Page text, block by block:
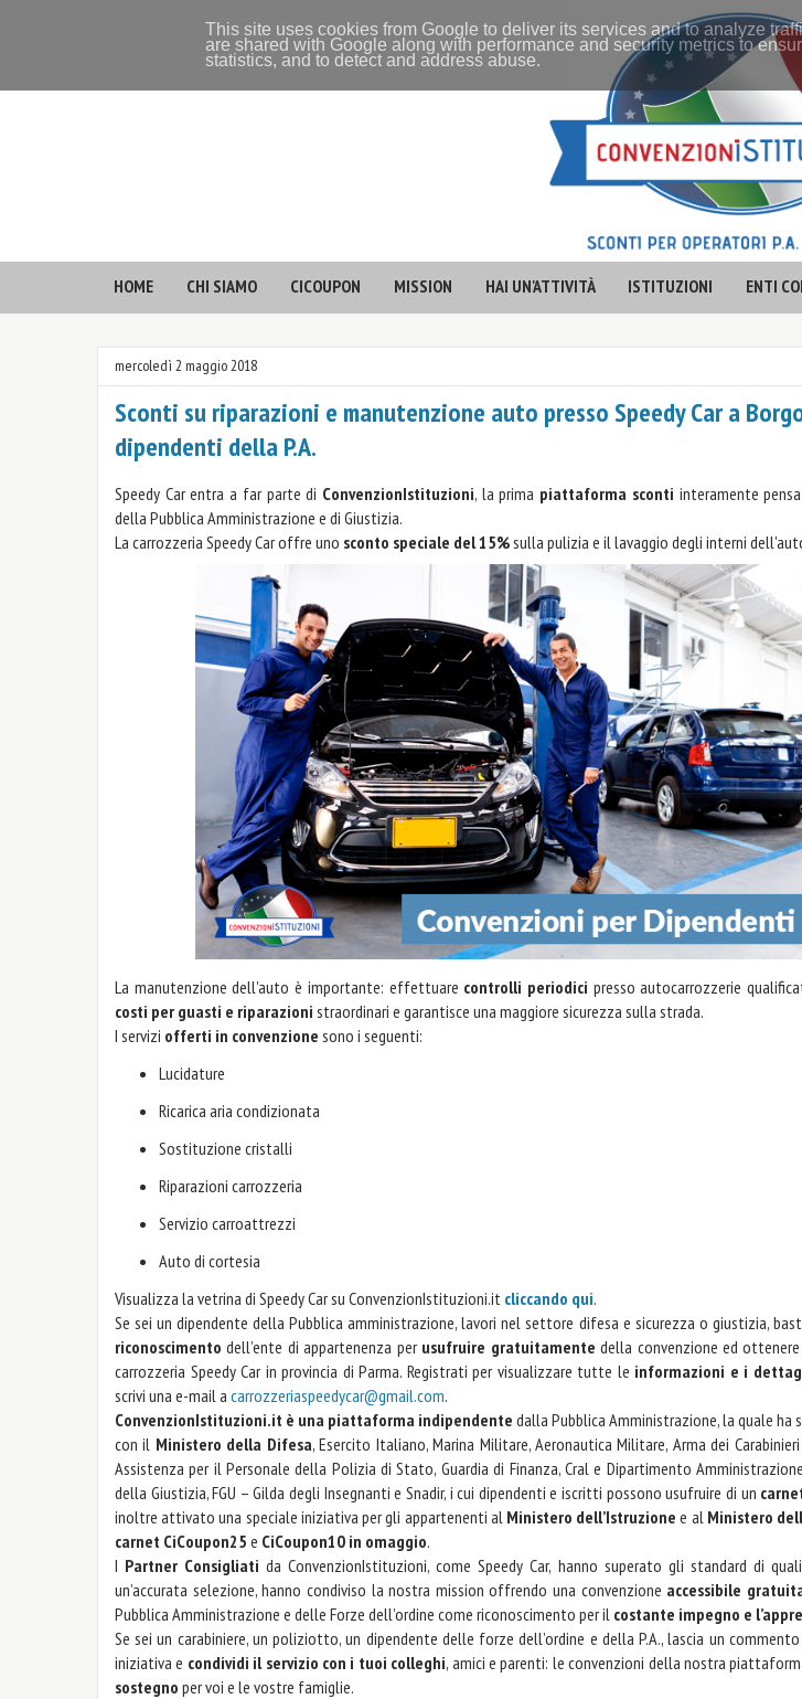
HOME CHI SIAMO CICOUPON MISSION HAI UN'ATTIVITÀ ISTITUZIONI ENTI
mercoledì 2 maggio 2018
Sconti su riparazioni e manutenzione auto presso Speedy Car a
dipendenti della P.A.
Speedy Car entra a far parte di ConvenzionIstituzioni, la prima piattaforma sconti interamente
della Pubblica Amministrazione e di Giustizia.
La carrozzeria Speedy Car offre uno sconto speciale del 15% sulla pulizia e il lavaggio degli interni
La manutenzione dell'auto è importante: effettuare controlli periodici presso autocarrozzerie
costi per guasti e riparazioni straordinari e garantisce una maggiore sicurezza sulla strada.
I servizi offerti in convenzione sono i seguenti:
Lucidature
Ricarica aria condizionata
Sostituzione cristalli
Riparazioni carrozzeria
Servizio carroattrezzi
Auto di cortesia
Visualizza la vetrina di Speedy Car su ConvenzionIstituzioni.it cliccando qui.
Se sei un dipendente della Pubblica amministrazione, lavori nel settore difesa e sicurezza o giustizia,
riconoscimento dell’ente di appartenenza per usufruire gratuitamente della convenzione ed
carrozzeria Speedy Car in provincia di Parma. Registrati per visualizzare tutte le informazioni e i
scrivi una e-mail a carrozzeriaspeedycar@gmail.com.
ConvenzionIstituzioni.it è una piattaforma indipendente dalla Pubblica Amministrazione, la quale
con il Ministero della Difesa, Esercito Italiano, Marina Militare, Aeronautica Militare, Arma dei
Assistenza per il Personale della Polizia di Stato, Guardia di Finanza, Cral e Dipartimento
della Giustizia, FGU – Gilda degli Insegnanti e Snadir, i cui dipendenti e iscritti possono usufruire di un
inoltre attivato una speciale iniziativa per gli appartenenti al Ministero dell’Istruzione e al Ministero
carnet CiCoupon25 e CiCoupon10 in omaggio.
I Partner Consigliati da ConvenzionIstituzioni, come Speedy Car, hanno superato gli standard di
un’accurata selezione, hanno condiviso la nostra mission offrendo una convenzione accessibile
Pubblica Amministrazione e delle Forze dell’ordine come riconoscimento per il costante impegno e
Se sei un carabiniere, un poliziotto, un dipendente delle forze dell’ordine e della P.A., lascia un
iniziativa e condividi il servizio con i tuoi colleghi, amici e parenti: le convenzioni della nostra
sostegno per voi e le vostre famiglie.
This site uses cookies from Google to deliver its services and to analyze
are shared with Google along with performance and security metrics to
statistics, and to detect and address abuse.